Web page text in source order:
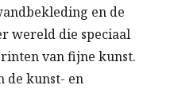
en de
wereld die speciaal
van fijne kunst.
de kunst- en